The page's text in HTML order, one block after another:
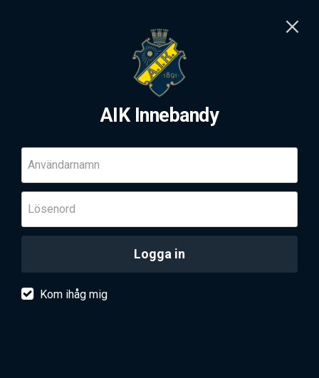
AIK Innebandy
Användarnamn
Lösenord
Logga in
Kom ihåg mig